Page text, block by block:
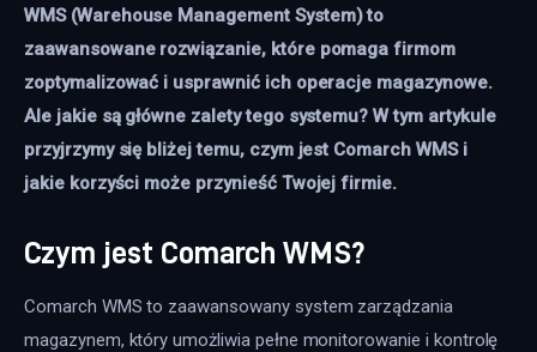
WMS (Warehouse Management System) to
zaawansowane rozwiązanie, które pomaga firmom
zoptymalizować i usprawnić ich operacje magazynowe.
Ale jakie są główne zalety tego systemu? W tym artykule
przyjrzymy się bliżej temu, czym jest Comarch WMS i
jakie korzyści może przynieść Twojej firmie.
Czym jest Comarch WMS?
Comarch WMS to zaawansowany system zarządzania
magazynem, który umożliwia pełne monitorowanie i kontrolę